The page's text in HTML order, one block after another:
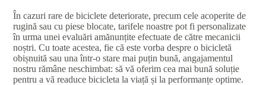
În cazuri rare de biciclete deteriorate, precum cele acoperite de
rugină sau cu piese blocate, tarifele noastre pot fi personalizate
în urma unei evaluări amănunțite efectuate de către mecanicii
noștri. Cu toate acestea, fie că este vorba despre o bicicletă
obișnuită sau una într-o stare mai puțin bună, angajamentul
nostru rămâne neschimbat: să vă oferim cea mai bună soluție
pentru a vă readuce bicicleta la viață și la performanțe optime.